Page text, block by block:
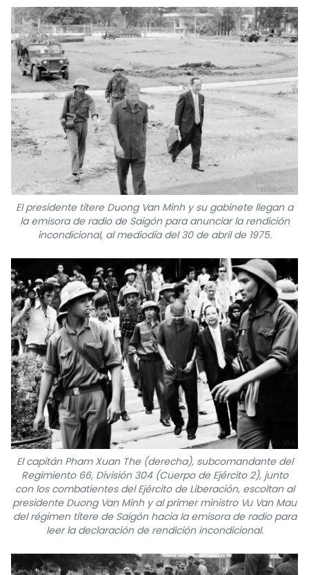
El presidente títere Duong Van Minh y su gabinete llegan a
la emisora de radio de Saigón para anunciar la rendición
incondicional, al mediodía del 30 de abril de 1975.
El capitán Pham Xuan The (derecha), subcomandante del
Regimiento 66, División 304 (Cuerpo de Ejército 2), junto
con los combatientes del Ejército de Liberación, escoltan al
presidente Duong Van Minh y al primer ministro Vu Van Mau
del régimen títere de Saigón hacia la emisora de radio para
leer la declaración de rendición incondicional.